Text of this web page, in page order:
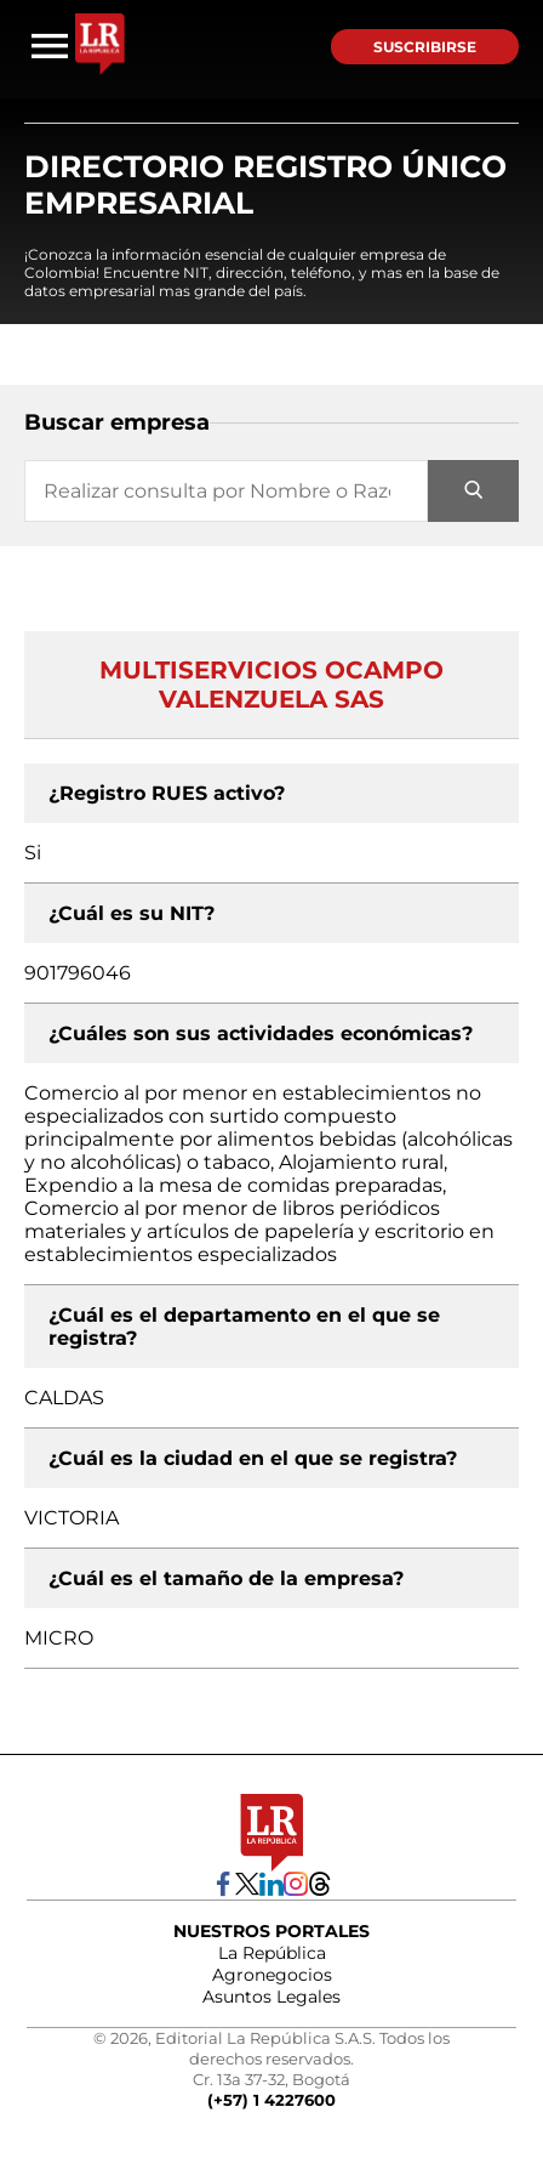
SUSCRIBIRSE
DIRECTORIO REGISTRO ÚNICO
EMPRESARIAL
¡Conozca la información esencial de cualquier empresa de
Colombia! Encuentre NIT, dirección, teléfono, y mas en la base de
datos empresarial mas grande del país.
Buscar empresa
MULTISERVICIOS OCAMPO
VALENZUELA SAS
¿Registro RUES activo?
Si
¿Cuál es su NIT?
901796046
¿Cuáles son sus actividades económicas?
Comercio al por menor en establecimientos no
especializados con surtido compuesto
principalmente por alimentos bebidas (alcohólicas
y no alcohólicas) o tabaco, Alojamiento rural,
Expendio a la mesa de comidas preparadas,
Comercio al por menor de libros periódicos
materiales y artículos de papelería y escritorio en
establecimientos especializados
¿Cuál es el departamento en el que se
registra?
CALDAS
¿Cuál es la ciudad en el que se registra?
VICTORIA
¿Cuál es el tamaño de la empresa?
MICRO
NUESTROS PORTALES
La República
Agronegocios
Asuntos Legales
© 2026, Editorial La República S.A.S. Todos los
derechos reservados.
Cr. 13a 37-32, Bogotá
(+57) 1 4227600